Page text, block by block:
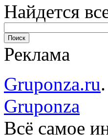
Найдется
Реклама
Gruponza.ru
Gruponza
Всё самое